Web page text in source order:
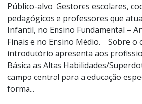
Público-alvo Gestores escolares,
pedagógicos e professores que
Infantil, no Ensino Fundamental –
Finais e no Ensino Médio. Sobre o
introdutório apresenta aos
Básica as Altas Habilidades/
campo central para a educação
forma...